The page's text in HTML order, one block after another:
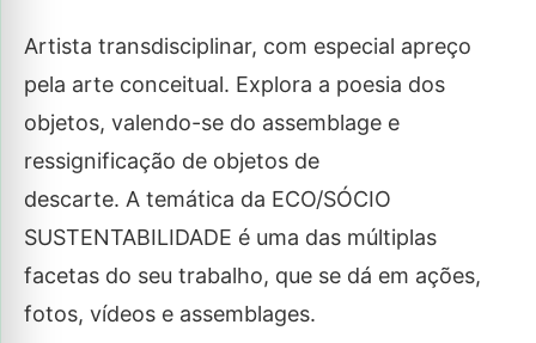
Artista transdisciplinar, com especial apreço
pela arte conceitual. Explora a poesia dos
objetos, valendo-se do assemblage e
ressignificação de objetos de
descarte. A temática da ECO/SÓCIO
SUSTENTABILIDADE é uma das múltiplas
facetas do seu trabalho, que se dá em ações,
fotos, vídeos e assemblages.